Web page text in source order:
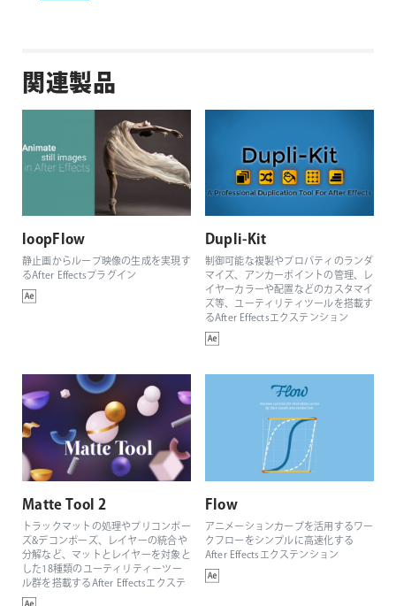
関連製品
loopFlow
静止画からループ映像の生成を実現す
るAfter Effectsプラグイン
Dupli-Kit
制御可能な複製やプロパティのランダ
マイズ、アンカーポイントの管理、レ
イヤーカラーや配置などのカスタマイ
ズ等、ユーティリティツールを搭載す
るAfter Effectsエクステンション
Matte Tool 2
トラックマットの処理やプリコンポー
ズ&デコンポーズ、レイヤーの統合や
分解など、マットとレイヤーを対象と
した18種類のユーティリティーツー
ル群を搭載するAfter Effectsエクステ
ンション
Flow
アニメーションカーブを活用するワー
クフローをシンプルに高速化する
After Effectsエクステンション